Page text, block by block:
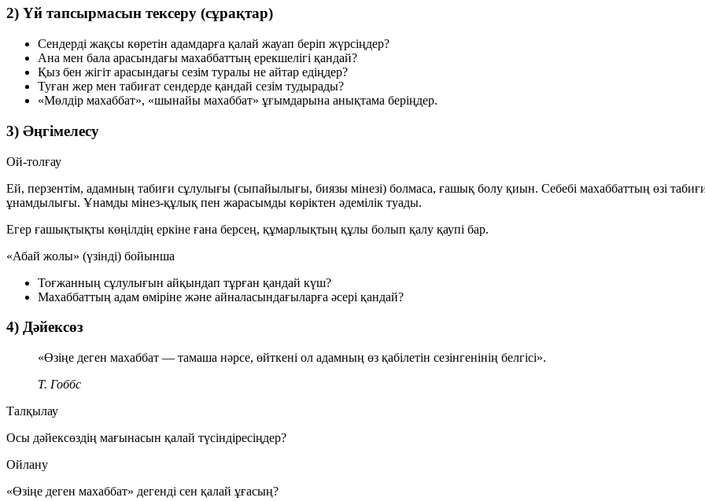
2) Үй тапсырмасын тексеру (сұрақтар)
Сендерді жақсы көретін адамдарға қалай жауап беріп жүрсіңдер?
Ана мен бала арасындағы махаббаттың ерекшелігі қандай?
Қыз бен жігіт арасындағы сезім туралы не айтар едіңдер?
Туған жер мен табиғат сендерде қандай сезім тудырады?
«Мөлдір махаббат», «шынайы махаббат» ұғымдарына анықтама беріңдер.
3) Әңгімелесу
Ой-толғау
Ей, перзентім, адамның табиғи сұлулығы (сыпайылығы, биязы мінезі) болмаса, ғашық болу қиын. Себебі махаббаттың өзі
ұнамдылығы. Ұнамды мінез-құлық пен жарасымды көріктен әдемілік туады.
Егер ғашықтықты көңілдің еркіне ғана берсең, құмарлықтың құлы болып қалу қаупі бар.
«Абай жолы» (үзінді) бойынша
Тоғжанның сұлулығын айқындап тұрған қандай күш?
Махаббаттың адам өміріне және айналасындағыларға әсері қандай?
4) Дәйексөз
«Өзіңе деген махаббат — тамаша нәрсе, өйткені ол адамның өз қабілетін сезінгенінің белгісі».
Т. Гоббс
Талқылау
Осы дәйексөздің мағынасын қалай түсіндіресіңдер?
Ойлану
«Өзіңе деген махаббат» дегенді сен қалай ұғасың?